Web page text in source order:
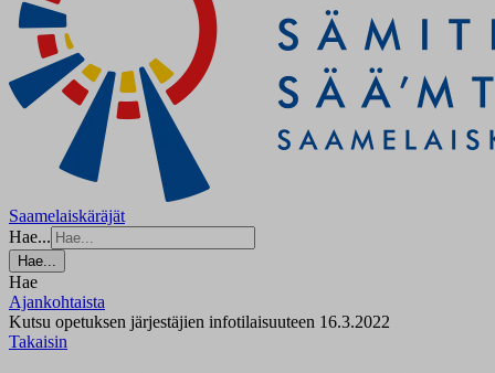
Saamelaiskäräjät
Hae...
Hae...
Hae
Ajankohtaista
Kutsu opetuksen järjestäjien infotilaisuuteen 16.3.2022
Takaisin